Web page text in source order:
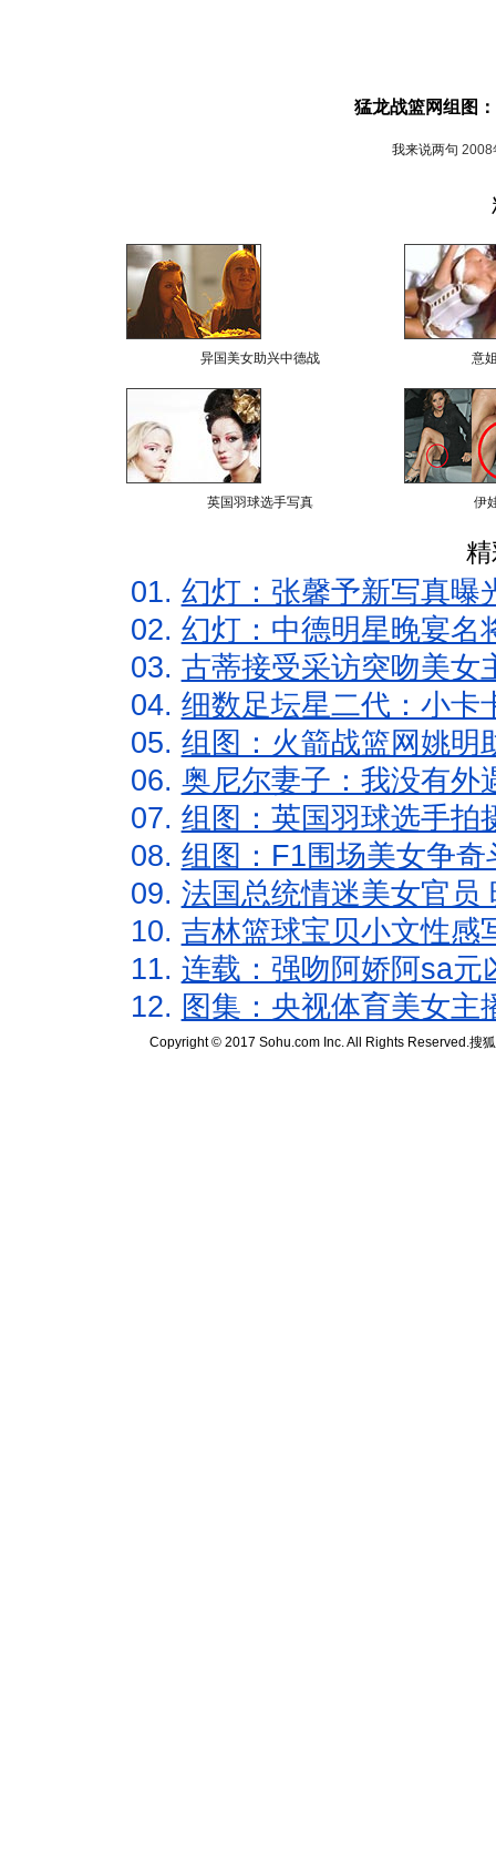
猛龙战篮网组图
我来说两句 2008
异国美女助兴中德战 意
英国羽球选手写真 伊
01. 幻灯：张馨予新写真曝
02. 幻灯：中德明星晚宴名
03. 古蒂接受采访突吻美女
04. 细数足坛星二代：小卡
05. 组图：火箭战篮网姚明
06. 奥尼尔妻子：我没有外
07. 组图：英国羽球选手拍
08. 组图：F1围场美女争
09. 法国总统情迷美女官员
10. 吉林篮球宝贝小文性感
11. 连载：强吻阿娇阿sa元
12. 图集：央视体育美女主
Copyright © 2017 Sohu.com Inc. All Rights Reserved.搜